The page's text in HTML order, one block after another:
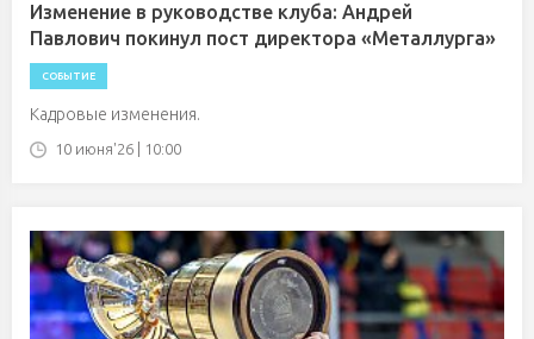
Изменение в руководстве клуба: Андрей
Павлович покинул пост директора «Металлурга»
СОБЫТИЕ
Кадровые изменения.
10 июня'26 | 10:00